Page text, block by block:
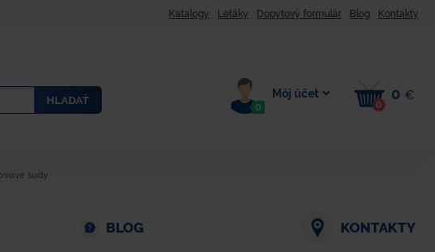
Katalogy Letáky Dopytový formulár Blog Kontakty
HLADAŤ
0
Môj účet
0
0 €
sudy
BLOG KONTAKTY